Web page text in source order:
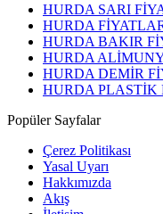
HURDA SARI
HURDA
HURDA BAKIR
HURDA
HURDA DEMİR
HURDA PLASTİK
Popüler Sayfalar
Çerez Politikası
Yasal Uyarı
Hakkımızda
Akış